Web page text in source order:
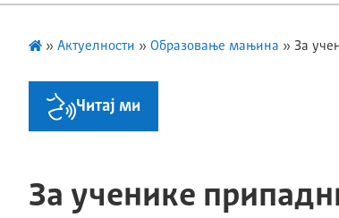
» Актуелности » Образовање мањина » За
Читај ми
За ученике